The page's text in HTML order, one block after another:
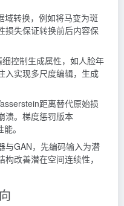
域转换，例如将马变为斑
损失保证转换前后内容保
控制生成属性，如人脸年
入实现多尺度编辑，生成
距离替代原始损
溃。梯度惩罚版本
。
与GAN，先编码输入为潜
改善潜在空间连续性，